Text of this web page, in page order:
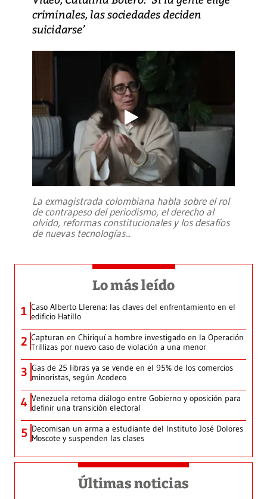
criminales, las sociedades deciden
suicidarse’
La exmagistrada colombiana habla sobre el rol
de contrapeso del periodismo, el derecho al
olvido, reformas constitucionales y los desafíos
de nuevas tecnologías...
Lo más leído
1 Caso Alberto Llerena: las claves del enfrentamiento en el
edificio Hatillo
2 Capturan en Chiriquí a hombre investigado en la Operación
Trillizas por nuevo caso de violación a una menor
3 Gas de 25 libras ya se vende en el 95% de los comercios
minoristas, según Acodeco
4 Venezuela retoma diálogo entre Gobierno y oposición para
definir una transición electoral
5 Decomisan un arma a estudiante del Instituto José Dolores
Moscote y suspenden las clases
Últimas noticias